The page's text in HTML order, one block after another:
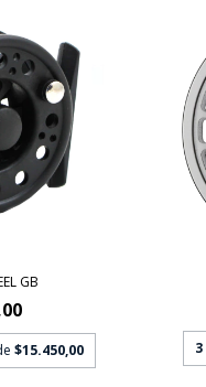
GB
$15.450,00 3